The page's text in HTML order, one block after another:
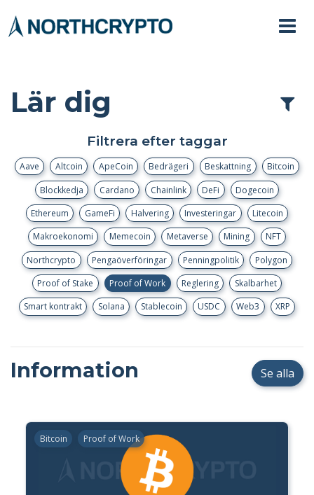
Lär dig
Filtrera efter taggar
Aave Altcoin ApeCoin Bedrägeri Beskattning
Bitcoin
Blockkedja
Cardano Chainlink DeFi
Dogecoin
Ethereum
GameFi Halvering Investeringar
Litecoin
Makroekonomi
Memecoin Metaverse Mining
NFT
Northcrypto
Pengaöverföringar Penningpolitik
Polygon
Proof of Stake
Proof of Work Reglering
Skalbarhet
Smart kontrakt
Solana Stablecoin USDC Web3 XRP
Information Se alla
Bitcoin Proof of Work